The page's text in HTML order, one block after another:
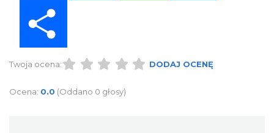
Twoja ocena: DODAJ OCENĘ
Ocena: 0.0 (Oddano 0 głosy)